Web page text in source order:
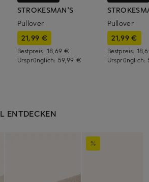
STROKESMAN'S
Pullover
21,99 €
Bestpreis: 18,69 €
Ursprünglich: 59,99 €
Pullover
21,99 €
Bestpreis:
Ursprünglich:
ENTDECKEN